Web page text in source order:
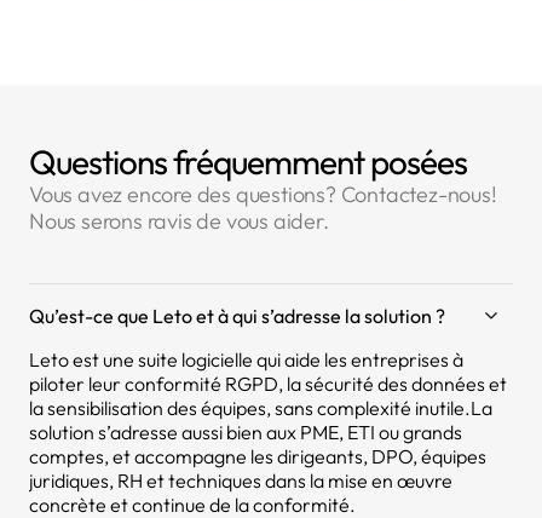
Questions fréquemment posées
Vous avez encore des questions? Contactez-nous!
Nous serons ravis de vous aider.
Qu’est-ce que Leto et à qui s’adresse la solution ?
Leto est une suite logicielle qui aide les entreprises à
piloter leur conformité RGPD, la sécurité des données et
la sensibilisation des équipes, sans complexité inutile.La
solution s’adresse aussi bien aux PME, ETI ou grands
comptes, et accompagne les dirigeants, DPO, équipes
juridiques, RH et techniques dans la mise en œuvre
concrète et continue de la conformité.